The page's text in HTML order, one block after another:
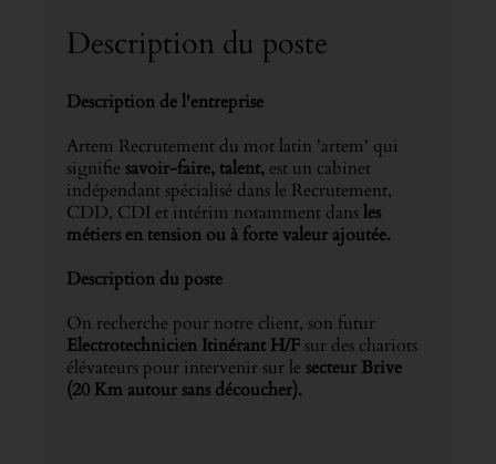
Description du poste
Description de l'entreprise
Artem Recrutement du mot latin 'artem' qui
signifie savoir-faire, talent, est un cabinet
indépendant spécialisé dans le Recrutement,
CDD, CDI et intérim notamment dansles
métiers en tension ou à forte valeur ajoutée.
Description du poste
On recherche pour notre client, son futur
Electrotechnicien Itinérant H/F sur des chariots
élévateurs pour intervenir sur le secteur Brive
(20 Km autour sans découcher).